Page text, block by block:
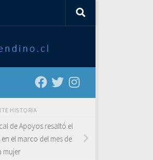
HISTORIA
de Apoyos resaltó el
el marco del mes de
mujer